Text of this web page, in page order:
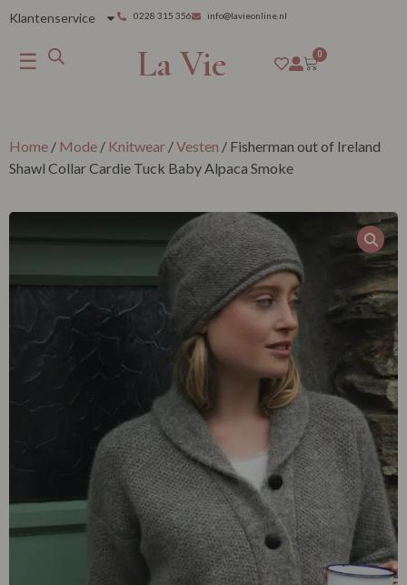
Klantenservice 0228 315 356 info@lavieonline.nl
☰ La Vie 0
Home / Mode / Knitwear /Vesten / Fisherman out of Ireland
Shawl Collar Cardie Tuck Baby Alpaca Smoke